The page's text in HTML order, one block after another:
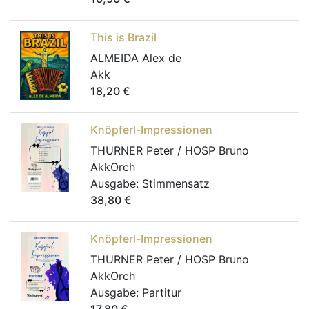
This is Brazil
ALMEIDA Alex de
Akk
18,20 €
Knöpferl-Impressionen
THURNER Peter / HOSP Bruno
AkkOrch
Ausgabe: Stimmensatz
38,80 €
Knöpferl-Impressionen
THURNER Peter / HOSP Bruno
AkkOrch
Ausgabe: Partitur